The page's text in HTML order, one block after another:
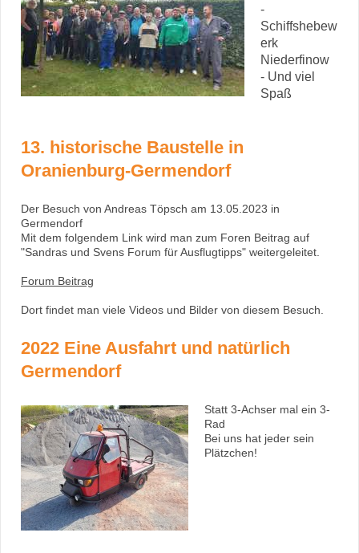
-
Schiffshebew
erk
Niederfinow
- Und viel
Spaß
13. historische Baustelle in
Oranienburg-Germendorf
Der Besuch von Andreas Töpsch am 13.05.2023 in
Germendorf
Mit dem folgendem Link wird man zum Foren Beitrag auf
"Sandras und Svens Forum für Ausflugtipps" weitergeleitet.
Forum Beitrag
Dort findet man viele Videos und Bilder von diesem Besuch.
2022 Eine Ausfahrt und natürlich
Germendorf
Statt 3-Achser mal ein 3-
Rad
Bei uns hat jeder sein
Plätzchen!